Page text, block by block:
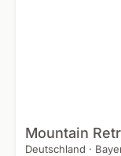
Mountain
Deutschland ·